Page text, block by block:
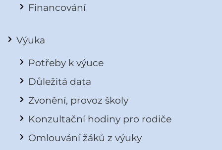
Financování
Výuka
Potřeby k výuce
Důležitá data
Zvonění, provoz školy
Konzultační hodiny pro rodiče
Omlouvání žáků z výuky